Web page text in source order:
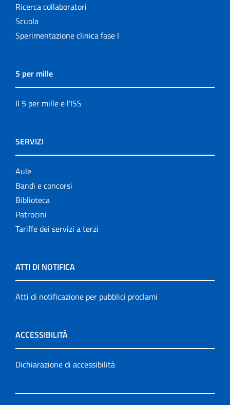
Ricerca collaboratori
Scuola
Sperimentazione clinica fase I
5 per mille
Il 5 per mille e l'ISS
SERVIZI
Aule
Bandi e concorsi
Biblioteca
Patrocini
Tariffe dei servizi a terzi
ATTI DI NOTIFICA
Atti di notificazione per pubblici proclami
ACCESSIBILITÀ
Dichiarazione di accessibilità